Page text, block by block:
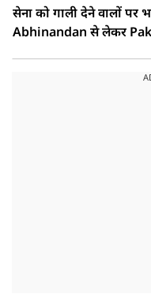
सेना को गाली देने वालों
Abhinandan से लेकर